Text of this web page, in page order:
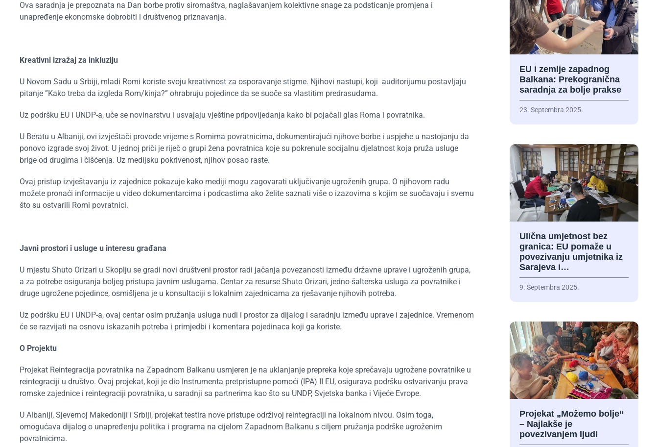
Ova saradnja je prepoznata na Dan borbe protiv siromaštva, naglašavanjem kolektivne snage za podsticanje promjena i
unapređenje ekonomske dobrobiti i društvenog priznavanja.
Kreativni izražaj za inkluziju
U Novom Sadu u Srbiji, mladi Romi koriste svoju kreativnost za osporavanje stigme. Njihovi nastupi, koji auditorijumu postavljaju
pitanje ”Kako treba da izgleda Rom/kinja?” ohrabruju pojedince da se suoče sa vlastitim predrasudama.
Uz podršku EU i UNDP-a, uče se novinarstvu i usvajaju vještine pripovijedanja kako bi pojačali glas Roma i povratnika.
U Beratu u Albaniji, ovi izvještači provode vrijeme s Romima povratnicima, dokumentirajući njihove borbe i uspjehe u nastojanju da
ponovo izgrade svoj život. U jednoj priči je riječ o grupi žena povratnica koje su pokrenule socijalnu djelatnost koja pruža usluge
brige od drugima i čišćenja. Uz medijsku pokrivenost, njihov posao raste.
Ovaj pristup izvještavanju iz zajednice pokazuje kako mediji mogu zagovarati uključivanje ugroženih grupa. O njihovom radu
možete pronaći informacije u video dokumentarcima i podcastima ako želite saznati više o izazovima s kojim se suočavaju i svemu
što su ostvarili Romi povratnici.
Javni prostori i usluge u interesu građana
U mjestu Shuto Orizari u Skoplju se gradi novi društveni prostor radi jačanja povezanosti između državne uprave i ugroženih grupa,
a za potrebe osiguranja boljeg pristupa javnim uslugama. Centar za resurse Shuto Orizari, jedno-šalterska usluga za povratnike i
druge ugrožene pojedince, osmišljena je u konsultaciji s lokalnim zajednicama za rješavanje njihovih potreba.
Uz podršku EU i UNDP-a, ovaj centar osim pružanja usluga nudi i prostor za dijalog i saradnju između uprave i zajednice. Vremenom
će se razvijati na osnovu iskazanih potreba i primjedbi i komentara pojedinaca koji ga koriste.
O Projektu
Projekat Reintegracija povratnika na Zapadnom Balkanu usmjeren je na uklanjanje prepreka koje sprečavaju ugrožene povratnike u
reintegraciji u društvo. Ovaj projekat, koji je dio Instrumenta pretpristupne pomoći (IPA) II EU, osigurava podršku ostvarivanju prava
romske zajednice i reintegraciji povratnika, u saradnji sa partnerima kao što su UNDP, Svjetska banka i Vijeće Evrope.
U Albaniji, Sjevernoj Makedoniji i Srbiji, projekat testira nove pristupe održivoj reintegraciji na lokalnom nivou. Osim toga,
omogućava dijalog o unapređenju politika i programa na cijelom Zapadnom Balkanu s ciljem pružanja podrške ugroženim
povratnicima.
EU i zemlje zapadnog
Balkana: Prekogranična
saradnja za bolje prakse
23. Septembra 2025.
Ulična umjetnost bez
granica: EU pomaže u
povezivanju umjetnika iz
Sarajeva i…
9. Septembra 2025.
Projekat „Možemo bolje“
– Najlakše je
povezivanjem ljudi